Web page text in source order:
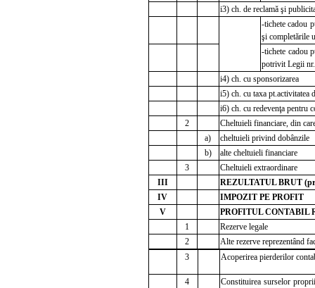
i3) ch. de reclamă şi
-tichete cadou
şi completările
-tichete cadou
potrivit Legii
i4) ch. cu sponsorizarea
i5) ch. cu taxa pt.activitatea
i6) ch. cu redevenţa pentru
2
Cheltuieli financiare, din
a)
cheltuieli privind dobânzile
b)
alte cheltuieli financiare
3
Cheltuieli extraordinare
III
REZULTATUL BRUT
IV
IMPOZIT PE PROFIT
V
PROFITUL CONTABIL
1
Rezerve legale
2
Alte rezerve reprezentând
3
Acoperirea pierderilor
4
Constituirea surselor